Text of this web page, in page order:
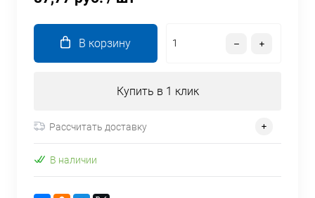
В корзину
Купить в 1 клик
Рассчитать доставку
В наличии